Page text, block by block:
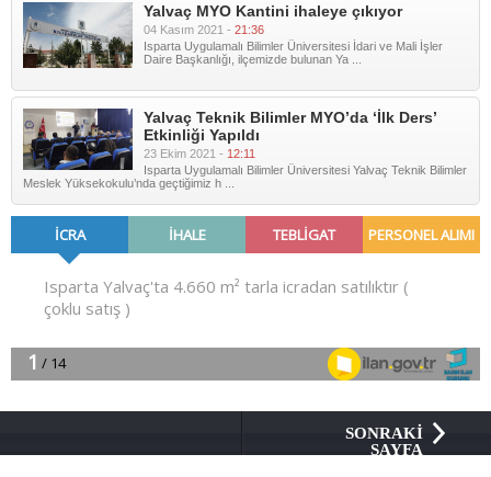
Yalvaç MYO Kantini ihaleye çıkıyor
04 Kasım 2021 - 21:36
Isparta Uygulamalı Bilimler Üniversitesi İdari ve Mali İşler
Daire Başkanlığı, ilçemizde bulunan Ya ...
Yalvaç Teknik Bilimler MYO’da ‘İlk Ders’
Etkinliği Yapıldı
23 Ekim 2021 - 12:11
Isparta Uygulamalı Bilimler Üniversitesi Yalvaç Teknik Bilimler
Meslek Yüksekokulu’nda geçtiğimiz h ...
SONRAKİ
SAYFA